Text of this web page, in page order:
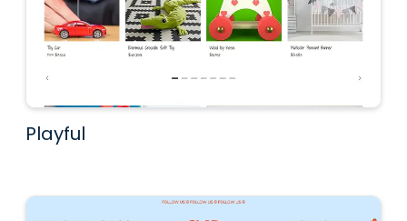
Playful